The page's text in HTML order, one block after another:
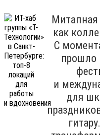
как
С
прошло
и
для